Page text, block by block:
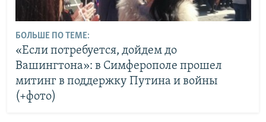
БОЛЬШЕ ПО ТЕМЕ:
«Если потребуется, дойдем до
Вашингтона»: в Симферополе прошел
митинг в поддержку Путина и войны
(+фото)